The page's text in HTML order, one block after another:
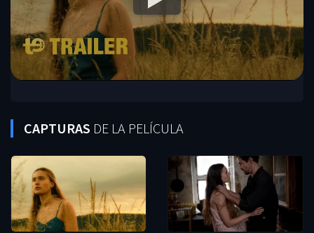
CAPTURAS DE LA PELÍCULA